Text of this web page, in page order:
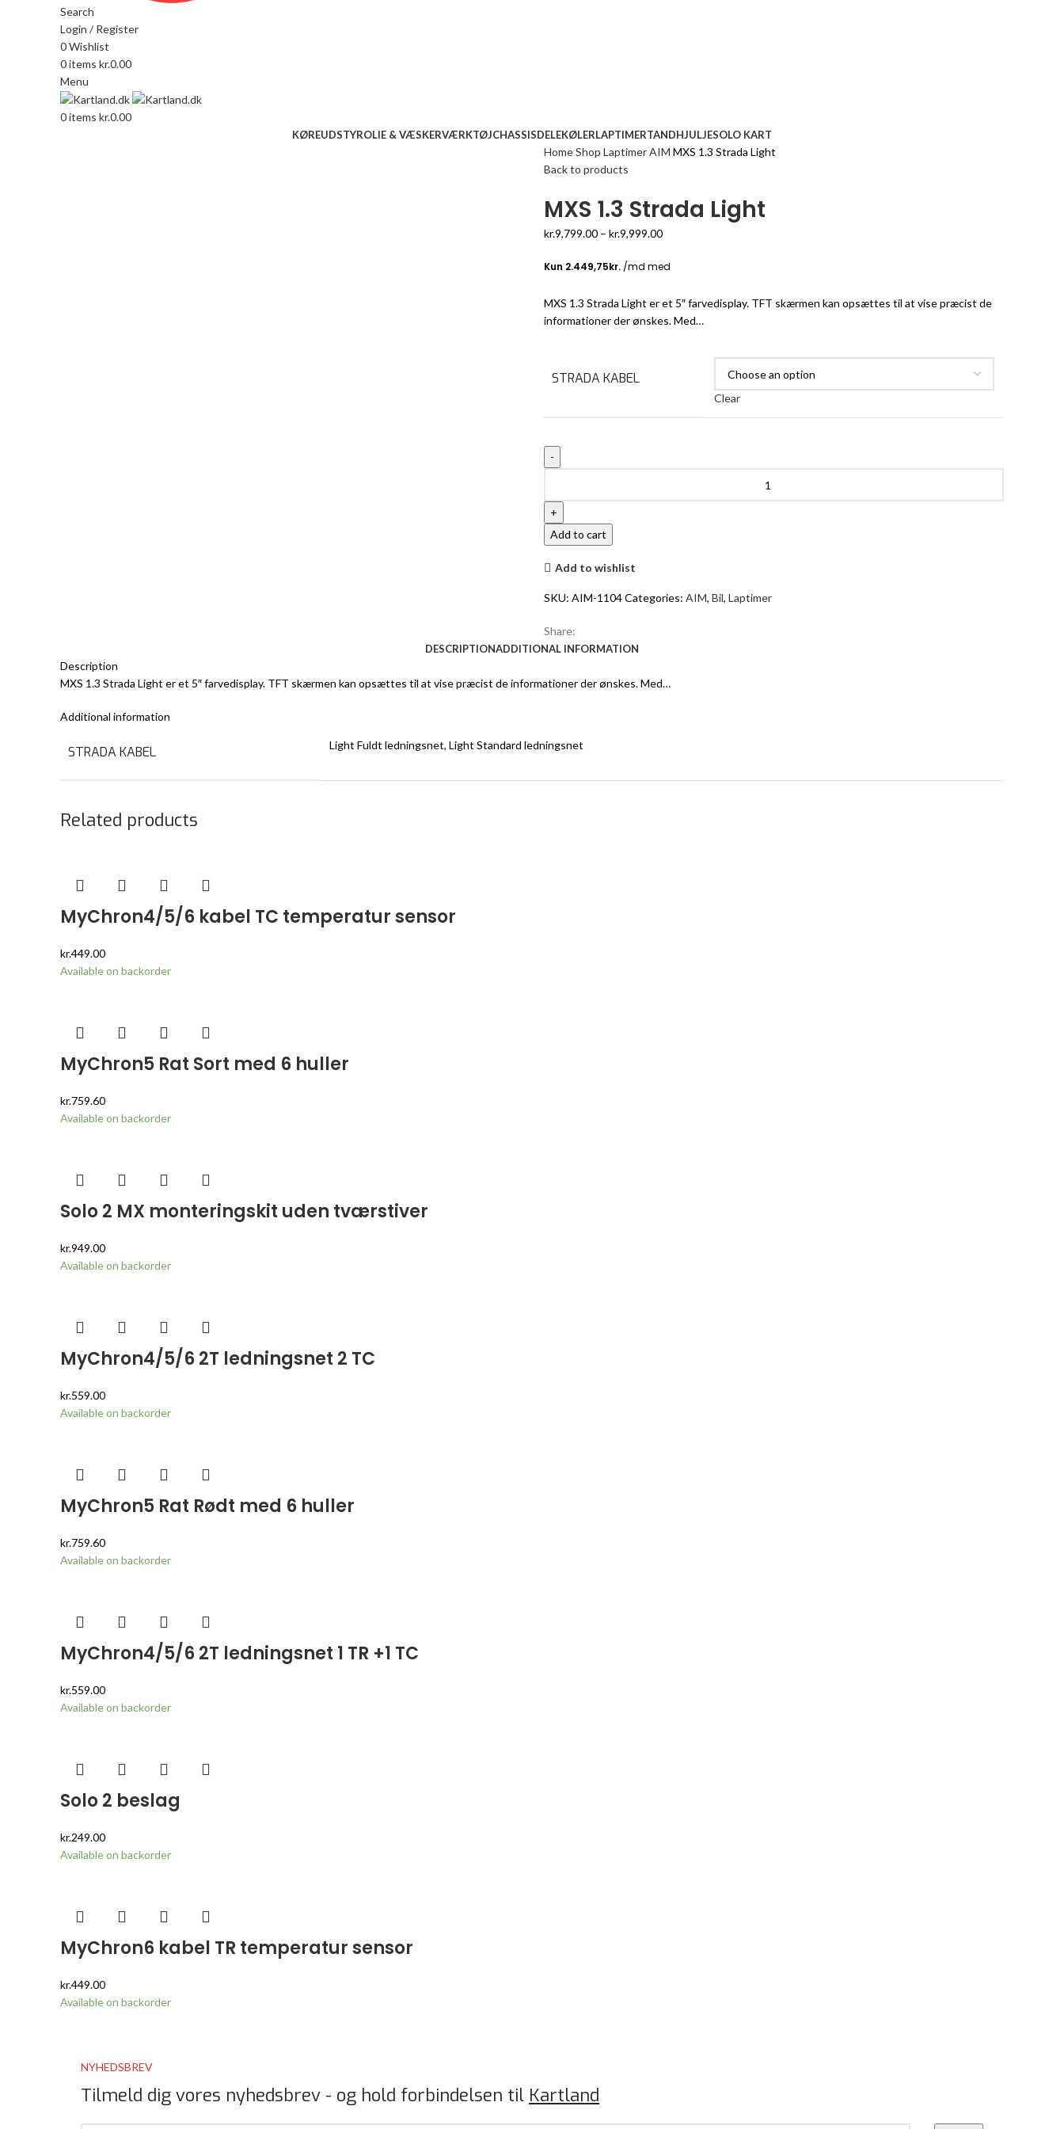
Search
Login / Register
0Wishlist
0items kr.0.00
Menu
0items kr.0.00
KØREUDSTYROLIE & VÆSKERVÆRKTØJCHASSISDELEKØLERLAPTIMERTANDHJULJESOLO KART
HomeShop LaptimerAIM MXS 1.3 Strada Light
Back to products
MXS 1.3 Strada Light
kr.9,799.00 – kr.9,999.00
MXS 1.3 Strada Light er et 5″ farvedisplay. TFT skærmen kan opsættes til at vise præcist de
informationer der ønskes. Med…
STRADA KABEL
Clear
Strada
Light
quantity
Add to cart
Add to wishlist
SKU: AIM-1104Categories: AIM, Bil, Laptimer
Share:
DESCRIPTIONADDITIONAL INFORMATION
Description
MXS 1.3 Strada Light er et 5″ farvedisplay. TFT skærmen kan opsættes til at vise præcist de informationer der ønskes. Med…
Additional information
STRADA KABEL Light Fuldt ledningsnet, Light Standard ledningsnet
Related products
MyChron4/5/6 kabel TC temperatur sensor
kr.449.00
Available on backorder
MyChron5 Rat Sort med 6 huller
kr.759.60
Available on backorder
Solo 2 MX monteringskit uden tværstiver
kr.949.00
Available on backorder
MyChron4/5/6 2T ledningsnet 2 TC
kr.559.00
Available on backorder
MyChron5 Rat Rødt med 6 huller
kr.759.60
Available on backorder
MyChron4/5/6 2T ledningsnet 1 TR +1 TC
kr.559.00
Available on backorder
Solo 2 beslag
kr.249.00
Available on backorder
MyChron6 kabel TR temperatur sensor
kr.449.00
Available on backorder
NYHEDSBREV
Tilmeld dig vores nyhedsbrev - og hold forbindelsen til Kartland